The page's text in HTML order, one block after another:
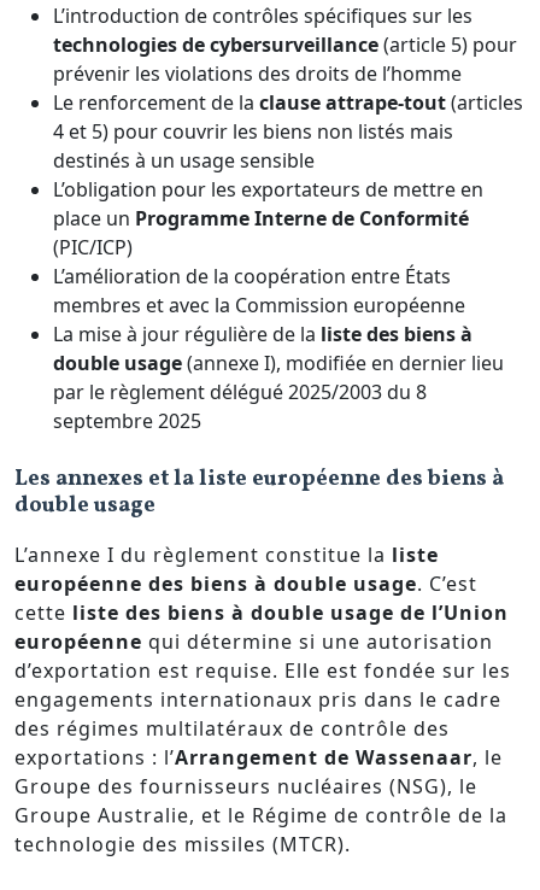
L’introduction de contrôles spécifiques sur les
technologies de cybersurveillance(article 5) pour
prévenir les violations des droits de l’homme
Le renforcement de la clause attrape-tout(articles
4 et 5) pour couvrir les biens non listés mais
destinés à un usage sensible
L’obligation pour les exportateurs de mettre en
place un Programme Interne de Conformité
(PIC/ICP)
L’amélioration de la coopération entre États
membres et avec la Commission européenne
La mise à jour régulière de la liste des biens à
double usage(annexe I), modifiée en dernier lieu
par le règlement délégué 2025/2003 du 8
septembre 2025
Les annexes et la liste européenne des biens à
double usage
L’annexe I du règlement constitue la liste
européenne des biens à double usage. C’est
cette liste des biens à double usage de l’Union
européenne qui détermine si une autorisation
d’exportation est requise. Elle est fondée sur les
engagements internationaux pris dans le cadre
des régimes multilatéraux de contrôle des
exportations : l’Arrangement de Wassenaar, le
Groupe des fournisseurs nucléaires (NSG), le
Groupe Australie, et le Régime de contrôle de la
technologie des missiles (MTCR).